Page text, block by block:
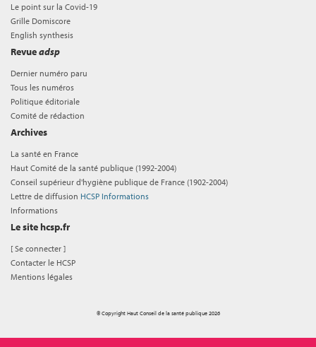
Le point sur la Covid-19
Grille Domiscore
English synthesis
Revueadsp
Dernier numéro paru
Tous les numéros
Politique éditoriale
Comité de rédaction
Archives
La santé en France
Haut Comité de la santé publique (1992-2004)
Conseil supérieur d'hygiène publique de France (1902-2004)
Lettre de diffusion HCSP Informations
Informations
Le site hcsp.fr
[Se connecter ]
Contacter le HCSP
Mentions légales
© Copyright Haut Conseil de la santé publique 2026